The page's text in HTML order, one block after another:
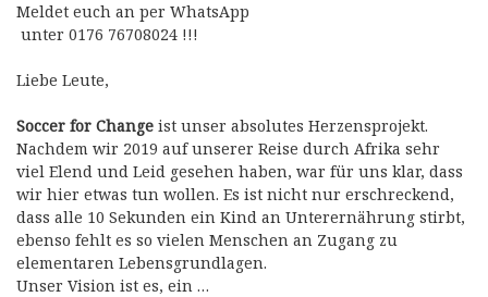
Meldet euch an per WhatsApp
unter 0176 76708024 !!!
Liebe Leute,
Soccer for Change ist unser absolutes Herzensprojekt.
Nachdem wir 2019 auf unserer Reise durch Afrika sehr
viel Elend und Leid gesehen haben, war für uns klar, dass
wir hier etwas tun wollen. Es ist nicht nur erschreckend,
dass alle 10 Sekunden ein Kind an Unterernährung stirbt,
ebenso fehlt es so vielen Menschen an Zugang zu
elementaren Lebensgrundlagen.
Unser Vision ist es, ein …